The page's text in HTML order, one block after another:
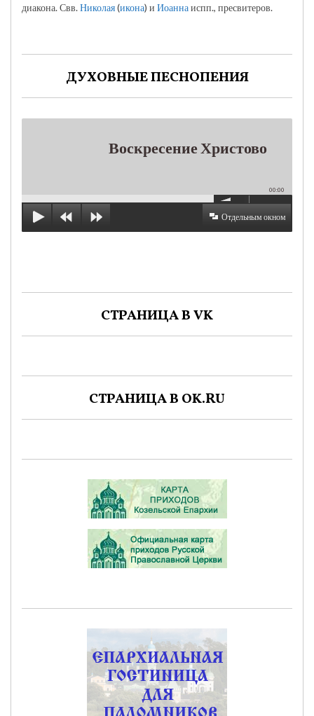
диакона. Свв.Николая(икона) и Иоаннаиспп., пресвитеров.
ДУХОВНЫЕ ПЕСНОПЕНИЯ
Воскресение Христово
00:00
Отдельным окном
СТРАНИЦА В VK
СТРАНИЦА В OK.RU